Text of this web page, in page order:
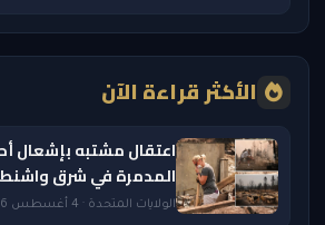
الأكثر قراءة الآن
اعتقال مشتبه بإشعال
المدمرة في شرق
الولايات المتحدة · 4 أغسطس 2026 — 2:20 AM